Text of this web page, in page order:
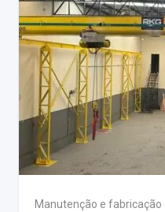
Manutenção e fabricação